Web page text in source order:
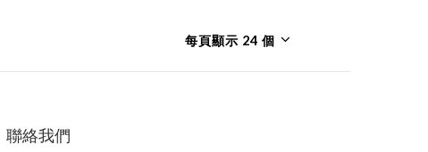
每頁顯示 24 個
聯絡我們